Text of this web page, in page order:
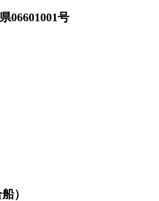
06601001号
）